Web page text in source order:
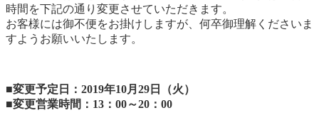
時間を下記の通り変更させていただきます。
お客様には御不便をお掛けしますが、何卒御理解くださいま
すようお願いいたします。
■変更予定日：2019年10月29日（火）
■変更営業時間：13：00～20：00